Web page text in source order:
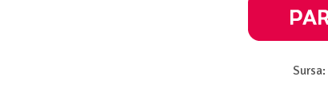
Sursa: